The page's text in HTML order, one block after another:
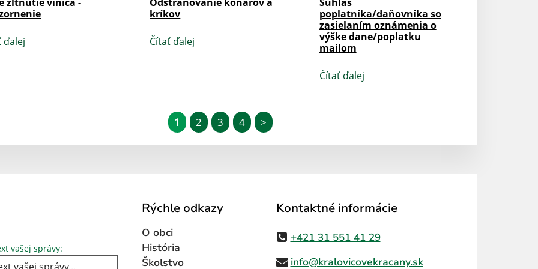
ďalej
kríkov
Čítať ďalej
poplatníka/daňovníka so
zasielaním oznámenia o
výške dane/poplatku
mailom
Čítať ďalej
1 2 3 4 >
vašej správy: Text vašej správy...
Rýchle odkazy
O obci
História
Školstvo
Kontaktné informácie
+421 31 551 41 29
info@kralovicovekracany.sk